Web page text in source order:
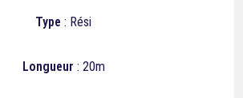
Type : Rési
Longueur : 20m